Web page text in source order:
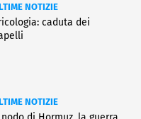
NOTIZIE
caduta dei
NOTIZIE